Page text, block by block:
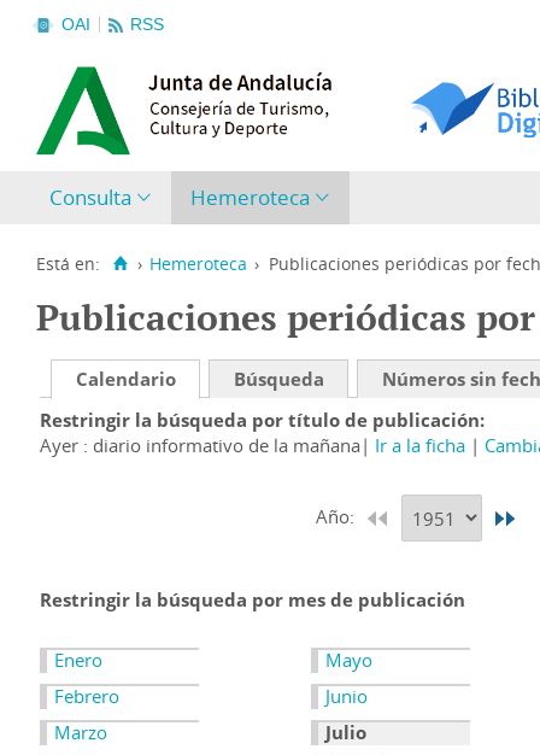
OAI RSS
Consulta Hemeroteca
Está en: › Hemeroteca › Publicaciones periódicas por
Publicaciones periódicas
Calendario Búsqueda
Números sin
Restringir la búsqueda por título de publicación
Ayer : diario informativo de la mañana
Ir a la ficha
Año:
Restringir la búsqueda por mes de publicación
Enero
Febrero
Marzo
Mayo
Junio
Julio